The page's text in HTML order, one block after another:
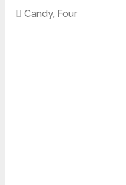
Candy, Four